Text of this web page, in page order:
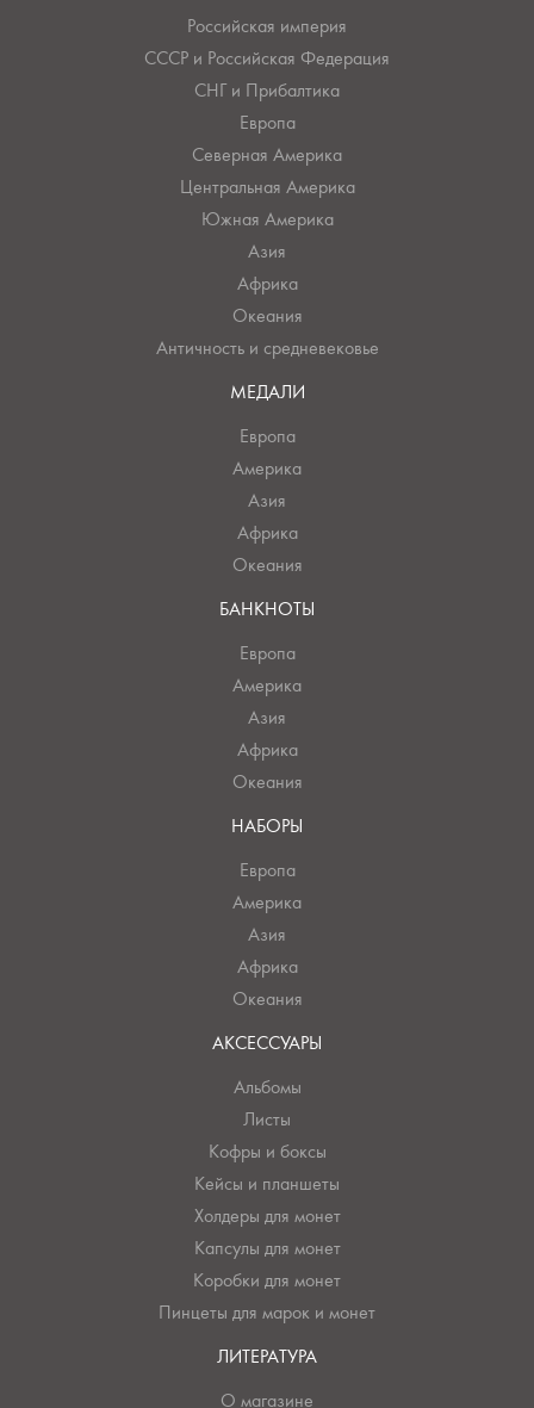
Российская империя
СССР и Российская Федерация
СНГ и Прибалтика
Европа
Северная Америка
Центральная Америка
Южная Америка
Азия
Африка
Океания
Античность и средневековье
МЕДАЛИ
Европа
Америка
Азия
Африка
Океания
БАНКНОТЫ
Европа
Америка
Азия
Африка
Океания
НАБОРЫ
Европа
Америка
Азия
Африка
Океания
АКСЕССУАРЫ
Альбомы
Листы
Кофры и боксы
Кейсы и планшеты
Холдеры для монет
Капсулы для монет
Коробки для монет
Пинцеты для марок и монет
ЛИТЕРАТУРА
О магазине